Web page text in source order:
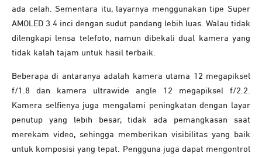
ada celah. Sementara itu, layarnya menggunakan tipe Super
AMOLED 3.4 inci dengan sudut pandang lebih luas. Walau tidak
dilengkapi lensa telefoto, namun dibekali dual kamera yang
tidak kalah tajam untuk hasil terbaik.
Beberapa di antaranya adalah kamera utama 12 megapiksel
f/1.8 dan kamera ultrawide angle 12 megapiksel f/2.2.
Kamera selfienya juga mengalami peningkatan dengan layar
penutup yang lebih besar, tidak ada pemangkasan saat
merekam video, sehingga memberikan visibilitas yang baik
untuk komposisi yang tepat. Pengguna juga dapat mengontrol